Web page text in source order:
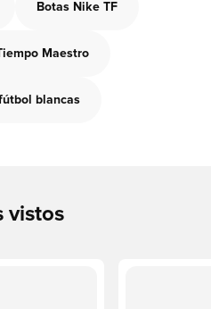
Botas Nike TF
Maestro
blancas
vistos